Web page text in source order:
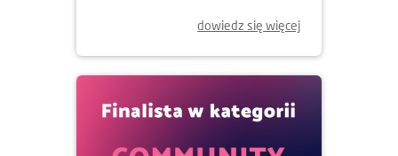
dowiedz się więcej